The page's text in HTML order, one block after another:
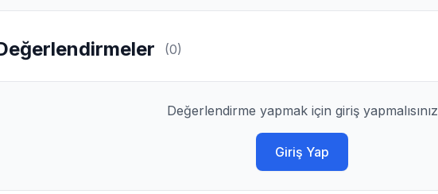
(0)
Değerlendirme yapmak için giriş yapmalısınız
Giriş Yap